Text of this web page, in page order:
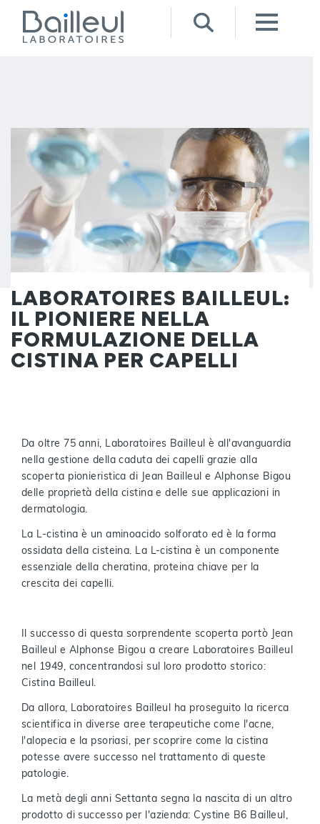
LABORATOIRES BAILLEUL:
IL PIONIERE NELLA
FORMULAZIONE DELLA
CISTINA PER CAPELLI
Da oltre 75 anni, Laboratoires Bailleul è all'avanguardia
nella gestione della caduta dei capelli grazie alla
scoperta pionieristica di Jean Bailleul e Alphonse Bigou
delle proprietà della cistina e delle sue applicazioni in
dermatologia.
La L-cistina è un aminoacido solforato ed è la forma
ossidata della cisteina. La L-cistina è un componente
essenziale della cheratina, proteina chiave per la
crescita dei capelli.
Il successo di questa sorprendente scoperta portò Jean
Bailleul e Alphonse Bigou a creare Laboratoires Bailleul
nel 1949, concentrandosi sul loro prodotto storico:
Cistina Bailleul.
Da allora, Laboratoires Bailleul ha proseguito la ricerca
scientifica in diverse aree terapeutiche come l'acne,
l'alopecia e la psoriasi, per scoprire come la cistina
potesse avere successo nel trattamento di queste
patologie.
La metà degli anni Settanta segna la nascita di un altro
prodotto di successo per l'azienda: Cystine B6 Bailleul,